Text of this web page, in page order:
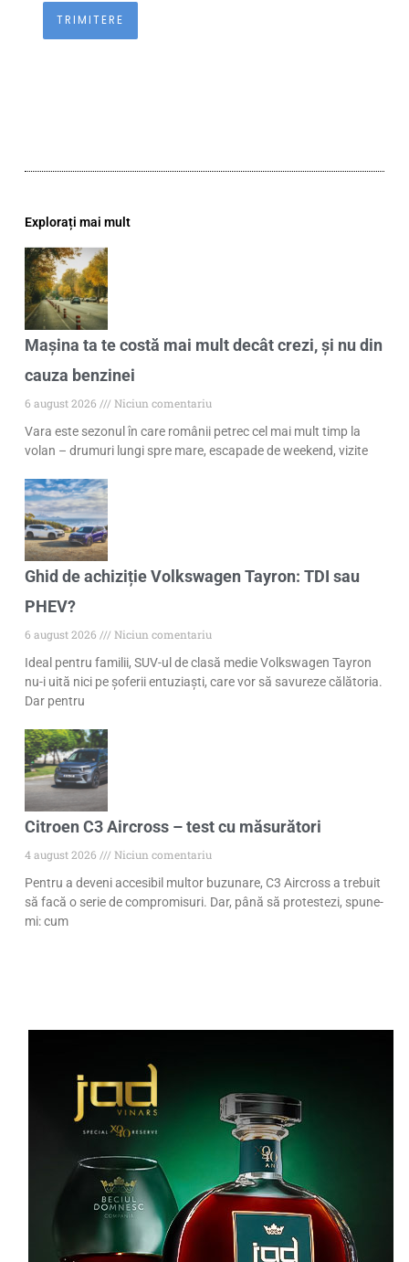
Explorați mai mult
Mașina ta te costă mai mult decât crezi, și nu din
cauza benzinei
6 august 2026
Niciun comentariu
Vara este sezonul în care românii petrec cel mai mult timp la
volan – drumuri lungi spre mare, escapade de weekend, vizite
Ghid de achiziție Volkswagen Tayron: TDI sau
PHEV?
6 august 2026
Niciun comentariu
Ideal pentru familii, SUV-ul de clasă medie Volkswagen Tayron
nu-i uită nici pe șoferii entuziaști, care vor să savureze călătoria.
Dar pentru
Citroen C3 Aircross – test cu măsurători
4 august 2026
Niciun comentariu
Pentru a deveni accesibil multor buzunare, C3 Aircross a trebuit
să facă o serie de compromisuri. Dar, până să protestezi, spune-
mi: cum